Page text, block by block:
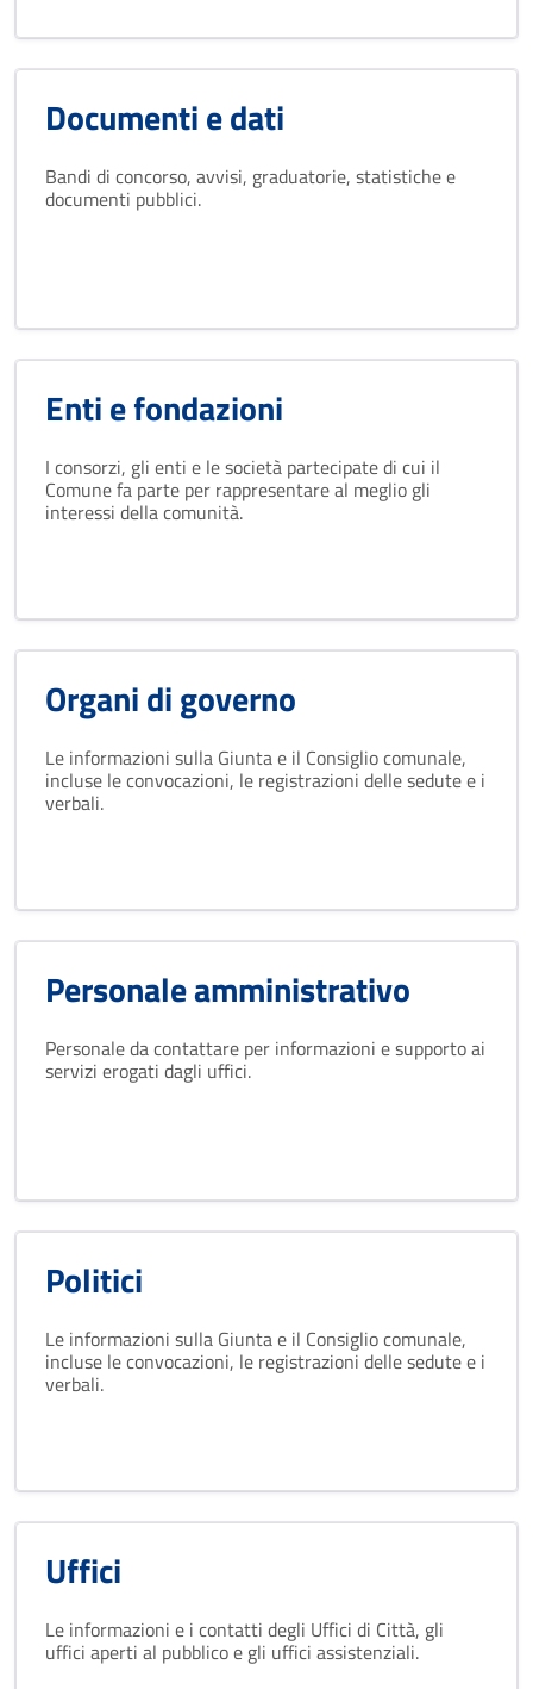
Documenti e dati
Bandi di concorso, avvisi, graduatorie, statistiche e
documenti pubblici.
Enti e fondazioni
I consorzi, gli enti e le società partecipate di cui il
Comune fa parte per rappresentare al meglio gli
interessi della comunità.
Organi di governo
Le informazioni sulla Giunta e il Consiglio comunale,
incluse le convocazioni, le registrazioni delle sedute e i
verbali.
Personale amministrativo
Personale da contattare per informazioni e supporto ai
servizi erogati dagli uffici.
Politici
Le informazioni sulla Giunta e il Consiglio comunale,
incluse le convocazioni, le registrazioni delle sedute e i
verbali.
Uffici
Le informazioni e i contatti degli Uffici di Città, gli
uffici aperti al pubblico e gli uffici assistenziali.